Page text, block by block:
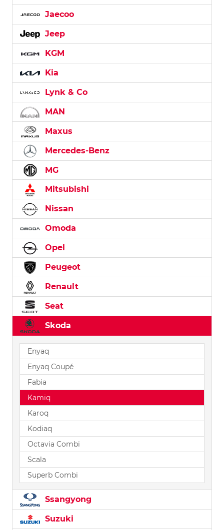
Jaecoo
Jeep
KGM
Kia
Lynk & Co
MAN
Maxus
Mercedes-Benz
MG
Mitsubishi
Nissan
Omoda
Opel
Peugeot
Renault
Seat
Skoda
Enyaq
Enyaq Coupé
Fabia
Kamiq
Karoq
Kodiaq
Octavia Combi
Scala
Superb Combi
Ssangyong
Suzuki